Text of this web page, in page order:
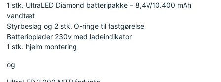
1 stk. UltraLED Diamond batteripakke – 8,4V/10.400 mAh
vandtæt
Styrbeslag og 2 stk. O-ringe til fastgørelse
Batterioplader 230v med ladeindikator
1 stk. hjelm montering
og